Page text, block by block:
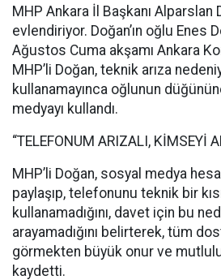
MHP Ankara İl Başkanı Alparslan
evlendiriyor. Doğan’ın oğlu Enes
Ağustos Cuma akşamı Ankara
MHP’li Doğan, teknik arıza
kullanamayınca oğlunun
medyayı kullandı.
“TELEFONUM ARIZALI, KİMSEYİ
MHP’li Doğan, sosyal medya
paylaşıp, telefonunu teknik bir
kullanamadığını, davet için bu
arayamadığını belirterek, tüm
görmekten büyük onur ve
kaydetti.